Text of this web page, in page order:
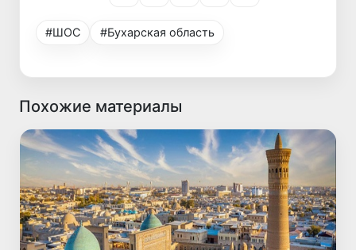
#ШОС #Бухарская область
Похожие материалы